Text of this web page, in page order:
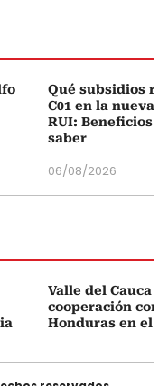
Qué subsidios
C01 en la nueva
RUI: Beneficios
saber
06/08/2026
Valle del Cauca
cooperación
Honduras en el